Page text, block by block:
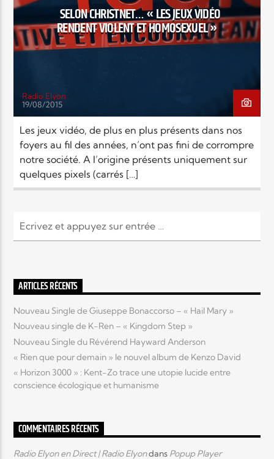
Elyon Live
SELON CHRISTNET… « LES JEUX VIDÉO
RENDENT VIOLENT ET HOMOSEXUEL »
Radio Elyon
19/08/2015
Les jeux vidéo, de plus en plus présents dans nos
foyers au fil des années, n’ont pas fini de corrompre
notre société. A l’origine présents uniquement sur
quelques pixels (carrés […]
ARTICLES RÉCENTS
Nouveau Single de Giuseppe Bonaccorso – « Hail Mary »
Nouveau single de K-Ren – « Kingdom Step »
Nouveau Single du Révérend Hayward Anderson
« Rien que pour demain » le nouvel album de Kenzo David
« Horizon 3000 » : Kent-Zo trace une utopie lucide entre
conscience écologique et humanisme
COMMENTAIRES RÉCENTS
Radio Elyon en Direct | Radio Elyondans Popup Player